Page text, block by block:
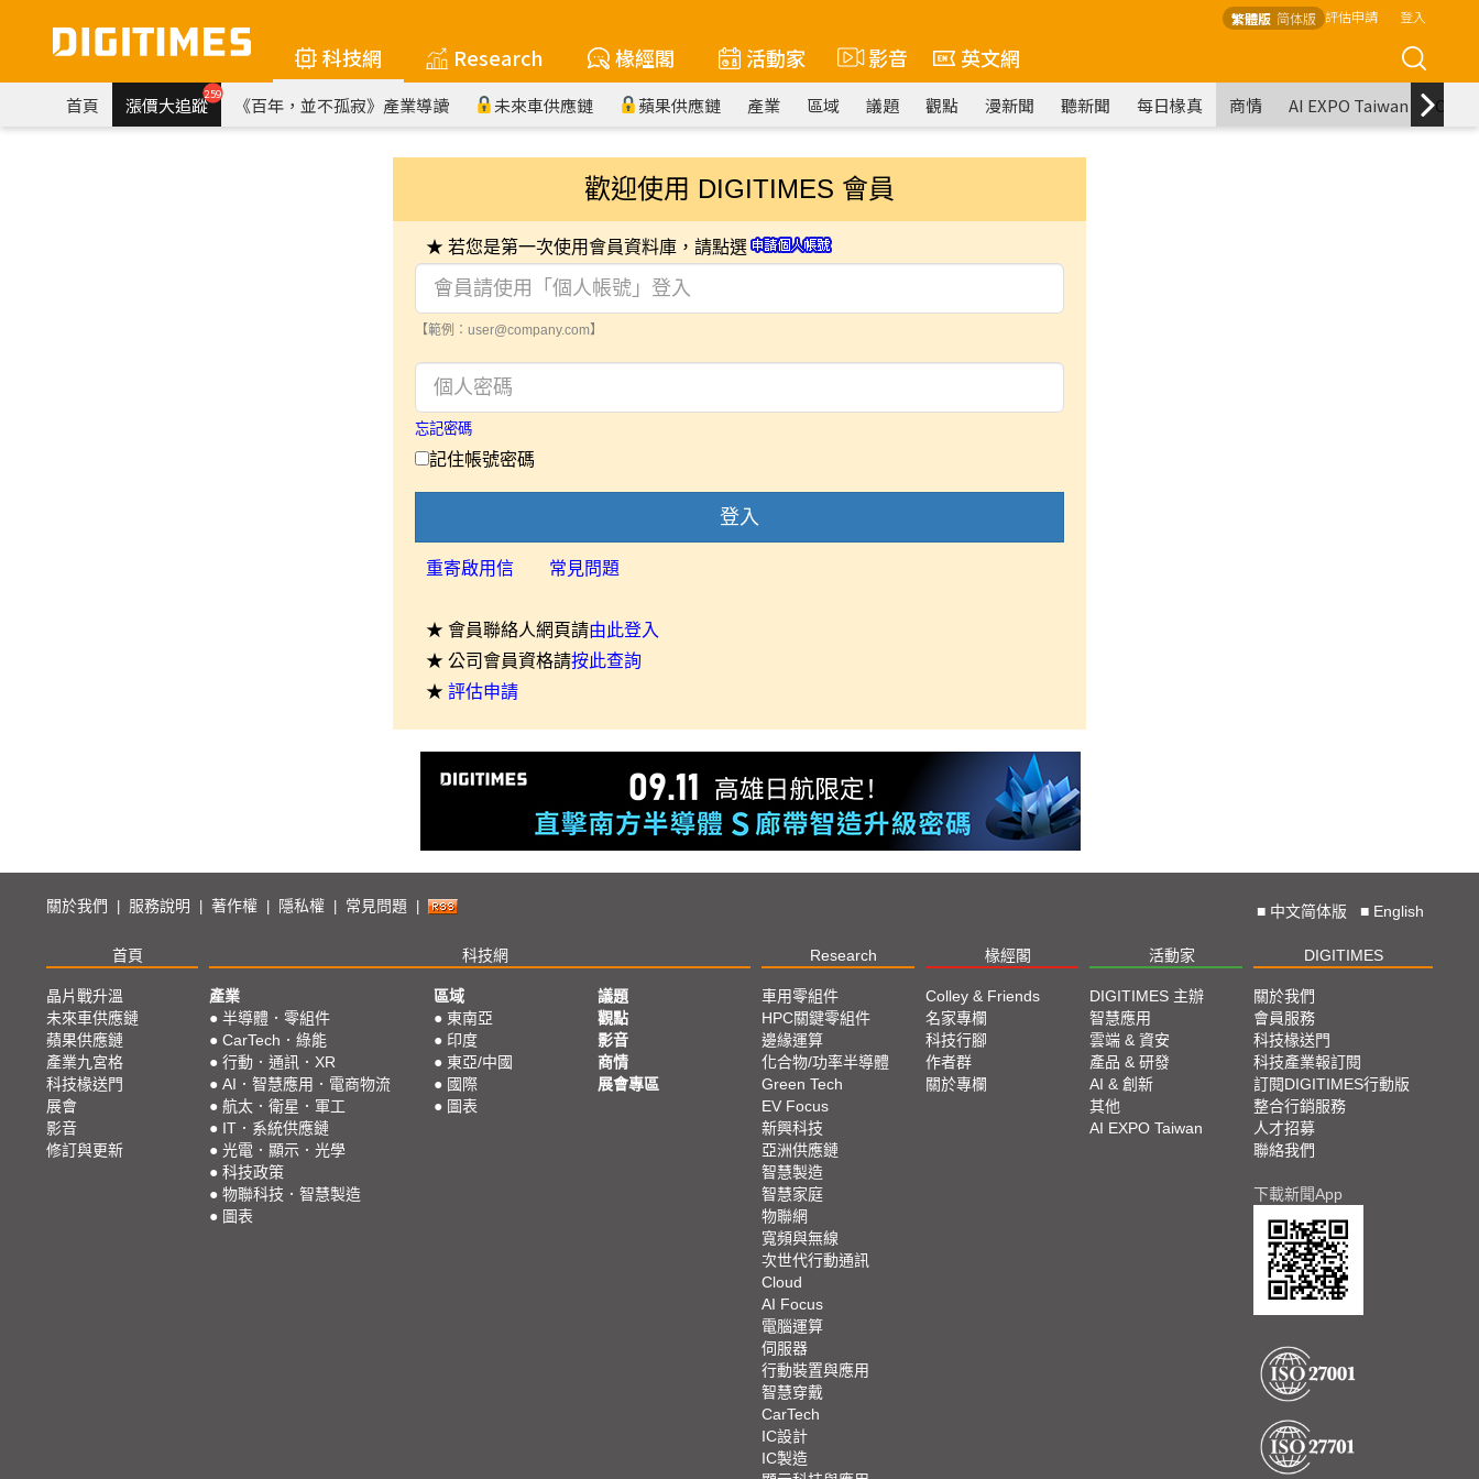
繁體版 简体版 評估申請 登入
科技網 Research 椽經閣 活動家 影音 英文網
首頁 漲價大追蹤259 《百年，並不孤寂》產業導讀 未來車供應鏈 蘋果供應鏈 產業 區域 議題 觀點 漫新聞 聽新聞 每日椽真 商情 AI EXPO Taiwan
歡迎使用 DIGITIMES 會員
★ 若您是第一次使用會員資料庫，請點選
【範例：user@company.com】
忘記密碼
記住帳號密碼
登入
重寄啟用信 常見問題
★ 會員聯絡人網頁請由此登入
★ 公司會員資格請按此查詢
★ 評估申請
關於我們 服務說明 著作權 隱私權 常見問題 ■ 中文简体版 ■ English
首頁 科技網 Research 椽經閣 活動家 DIGITIMES
晶片戰升溫
未來車供應鏈
蘋果供應鏈
產業九宮格
科技椽送門
展會
影音
修訂與更新
產業
● 半導體．零組件
● CarTech．綠能
● 行動．通訊．XR
● AI．智慧應用．電商物流
● 航太．衛星．軍工
● IT．系統供應鏈
● 光電．顯示．光學
● 科技政策
● 物聯科技．智慧製造
● 圖表
區域
● 東南亞
● 印度
● 東亞/中國
● 國際
● 圖表
議題
觀點
影音
商情
展會專區
車用零組件
HPC關鍵零組件
邊緣運算
化合物/功率半導體
Green Tech
EV Focus
新興科技
亞洲供應鏈
智慧製造
智慧家庭
物聯網
寬頻與無線
次世代行動通訊
Cloud
AI Focus
電腦運算
伺服器
行動裝置與應用
智慧穿戴
CarTech
IC設計
IC製造
Colley & Friends
名家專欄
科技行腳
作者群
關於專欄
DIGITIMES 主辦
智慧應用
雲端 & 資安
產品 & 研發
AI & 創新
其他
AI EXPO Taiwan
關於我們
會員服務
科技椽送門
科技產業報訂閱
訂閱DIGITIMES行動版
整合行銷服務
人才招募
聯絡我們
下載新聞App